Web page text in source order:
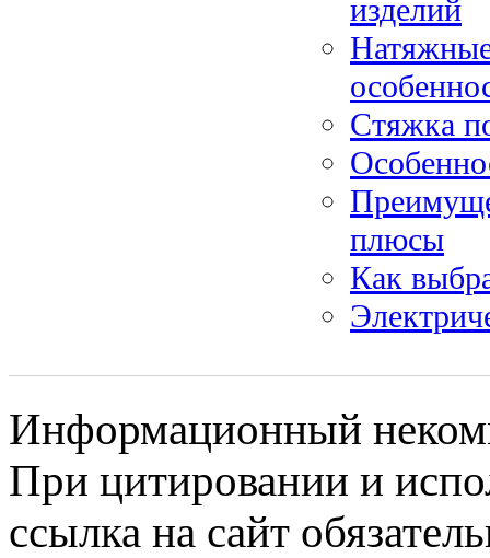
изделий
Стяжка
плюсы
Как
Информационный
При цитировании и
ссылка на сайт